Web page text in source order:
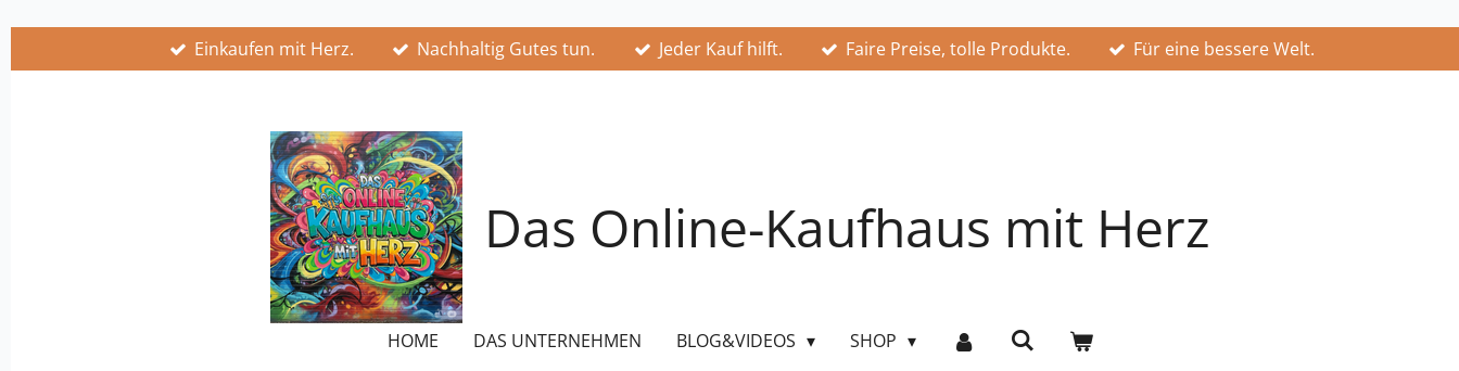
springen
Einkaufen mit Herz. Nachhaltig Gutes tun. Jeder Kauf hilft. Faire Preise, tolle Produkte. Für eine bessere Welt.
Das Online-Kaufhaus mit Herz
HOME DAS UNTERNEHMEN BLOG&VIDEOS SHOP